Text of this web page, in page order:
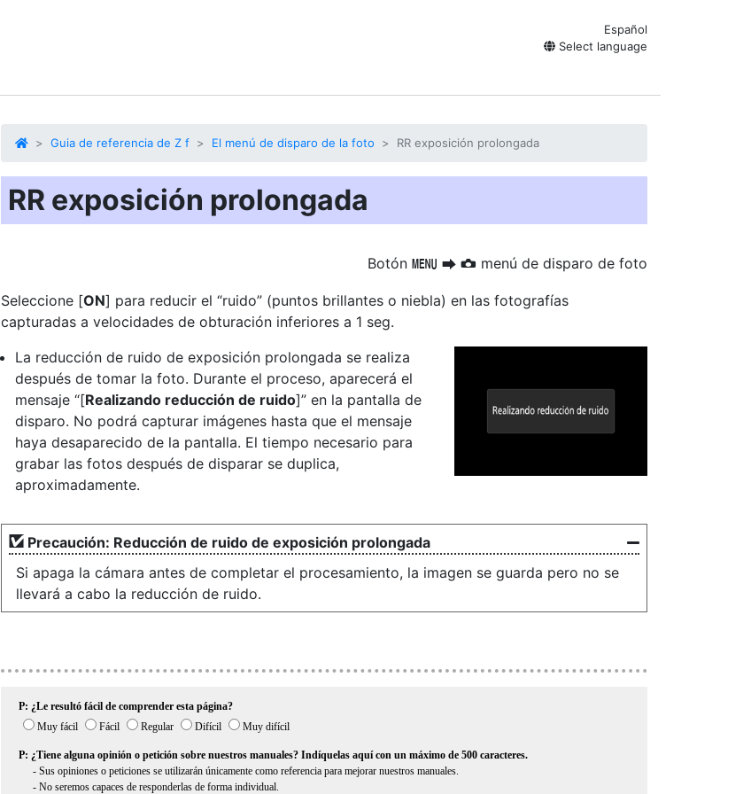
Español
Select language
Guia de referencia de Z f El menú de disparo de la foto RR exposición prolongada
RR exposición prolongada
Botón G U C menú de disparo de foto
Seleccione [ON] para reducir el “ruido” (puntos brillantes o niebla) en las fotografías
capturadas a velocidades de obturación inferiores a 1 seg.
La reducción de ruido de exposición prolongada se realiza
después de tomar la foto. Durante el proceso, aparecerá el
mensaje “[Realizando reducción de ruido]” en la pantalla de
disparo. No podrá capturar imágenes hasta que el mensaje
haya desaparecido de la pantalla. El tiempo necesario para
grabar las fotos después de disparar se duplica,
aproximadamente.
Precaución: Reducción de ruido de exposición prolongada
Si apaga la cámara antes de completar el procesamiento, la imagen se guarda pero no se
llevará a cabo la reducción de ruido.